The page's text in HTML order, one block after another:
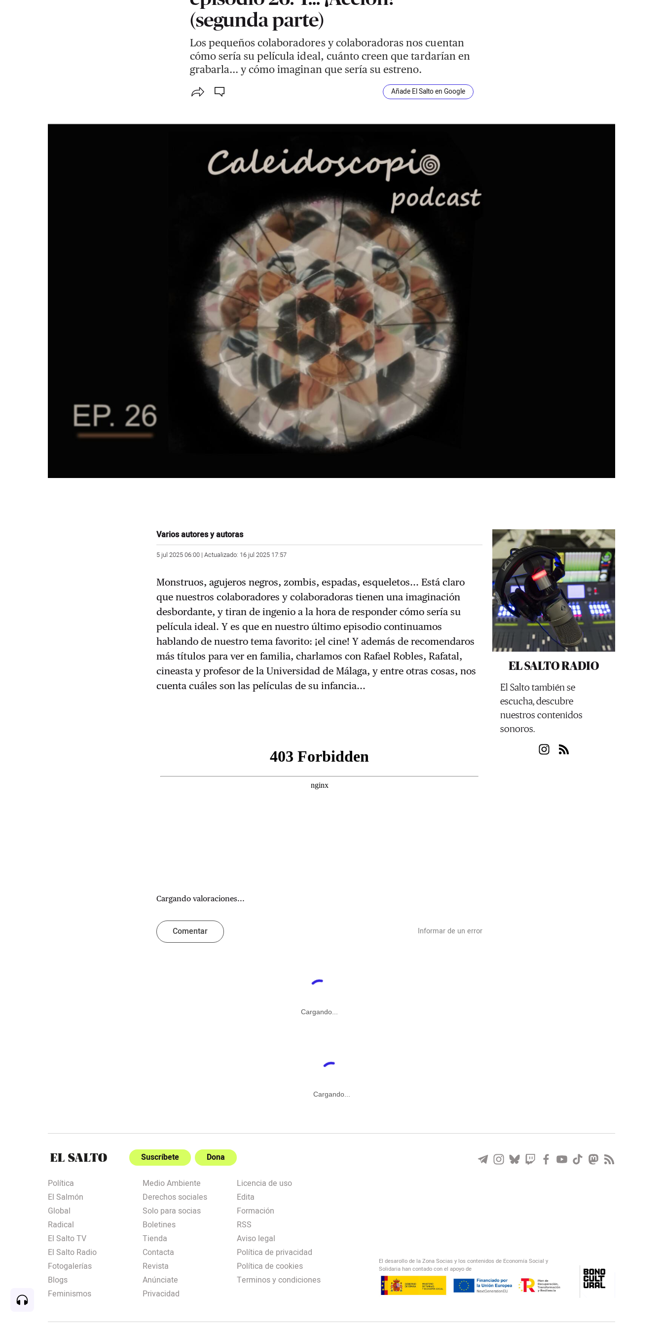
(segunda parte)
Los pequeños colaboradores y colaboradoras nos cuentan
cómo sería su película ideal, cuánto creen que tardarían en
grabarla... y cómo imaginan que sería su estreno.
Añade El Salto en Google
Varios autores y autoras
5 jul 2025 06:00 | Actualizado: 16 jul 2025 17:57
Monstruos, agujeros negros, zombis, espadas, esqueletos... Está claro
que nuestros colaboradores y colaboradoras tienen una imaginación
desbordante, y tiran de ingenio a la hora de responder cómo sería su
película ideal. Y es que en nuestro último episodio continuamos
hablando de nuestro tema favorito: ¡el cine! Y además de recomendaros
más títulos para ver en familia, charlamos con Rafael Robles, Rafatal,
cineasta y profesor de la Universidad de Málaga, y entre otras cosas, nos
cuenta cuáles son las películas de su infancia...
EL SALTO RADIO
El Salto también se
escucha, descubre
nuestros contenidos
sonoros.
Cargando valoraciones...
Comentar Informar de un error
Cargando...
Cargando...
Suscríbete Dona
Política
El Salmón
Global
Radical
El Salto TV
El Salto Radio
Fotogalerías
Blogs
Feminismos
Medio Ambiente
Derechos sociales
Solo para socias
Boletines
Tienda
Contacta
Revista
Anúnciate
Privacidad
Licencia de uso
Edita
Formación
RSS
Aviso legal
Política de privacidad
Política de cookies
Terminos y condiciones
El desarollo de la Zona Socias y los contenidos de Economía Social y
Solidaria han contado con el apoyo de